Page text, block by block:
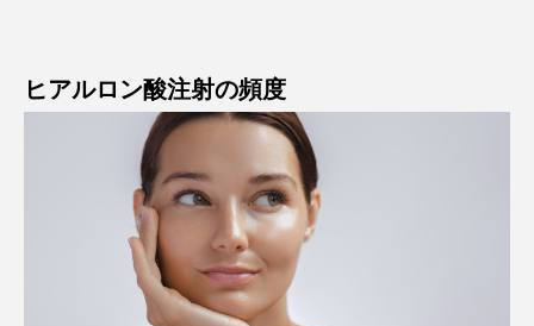
ヒアルロン酸注射の頻度